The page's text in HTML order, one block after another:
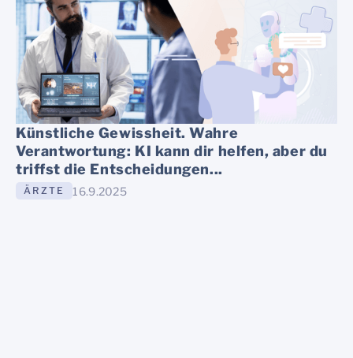
Künstliche Gewissheit. Wahre
Verantwortung: KI kann dir helfen, aber du
triffst die Entscheidungen...
ÄRZTE 16.9.2025